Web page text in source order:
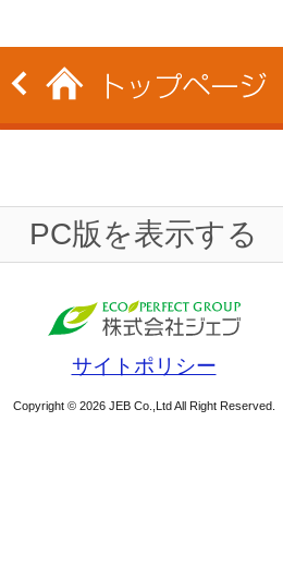
PC版を表示する
サイトポリシー
Copyright © 2026 JEB Co.,Ltd All Right Reserved.